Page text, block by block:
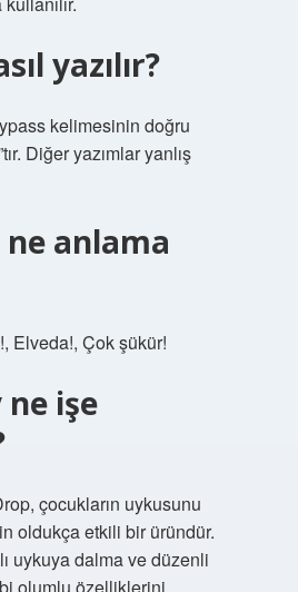
yazılır?
kelimesinin doğru
Diğer yazımlar yanlış
ne anlama
Elveda!, Çok şükür!
ne işe
çocukların uykusunu
oldukça etkili bir üründür.
uykuya dalma ve düzenli